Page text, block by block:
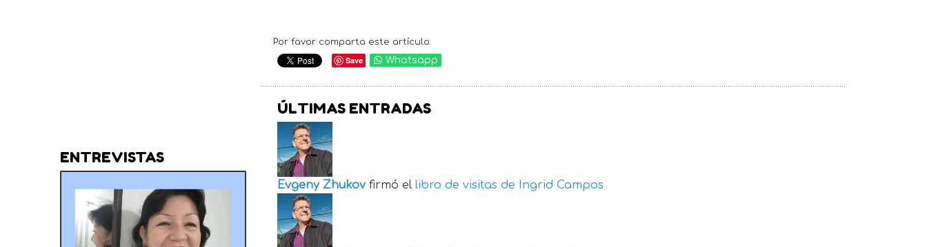
Por favor comparta este artículo:
Save Whatsapp
ÚLTIMAS ENTRADAS
Evgeny Zhukov firmó el libro de visitas de Ingrid Campos
ENTREVISTAS